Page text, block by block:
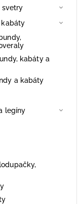
svetry
kabáty
kabáty a
a kabáty
legíny